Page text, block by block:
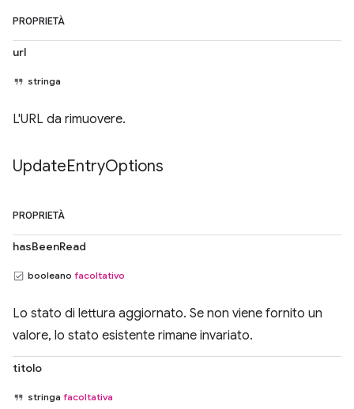
PROPRIETÀ
url
stringa
L'URL da rimuovere.
UpdateEntryOptions
PROPRIETÀ
hasBeenRead
booleano facoltativo
Lo stato di lettura aggiornato. Se non viene fornito un
valore, lo stato esistente rimane invariato.
titolo
stringa facoltativa